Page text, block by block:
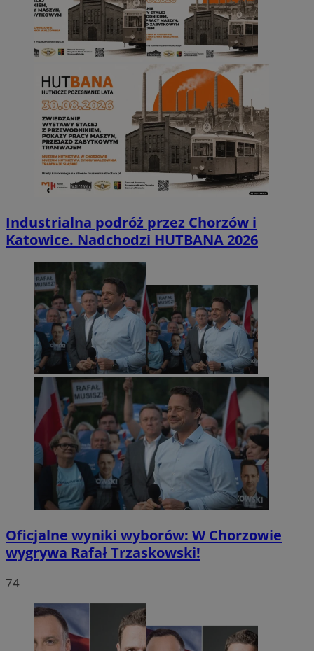
Industrialna podróż przez Chorzów i
Katowice. Nadchodzi HUTBANA 2026
Oficjalne wyniki wyborów: W Chorzowie
wygrywa Rafał Trzaskowski!
74